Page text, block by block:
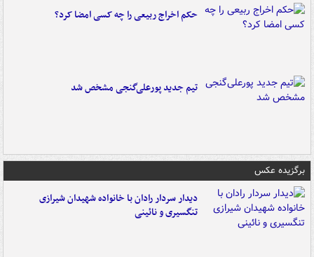
حکم اخراج ربیعی را چه کسی امضا کرد؟
تیم جدید پورعلی‌گنجی مشخص شد
برگزیده عکس
دیدار سردار رادان با خانواده‌ شهیدان شیرازی
تنگسیری و نائینی